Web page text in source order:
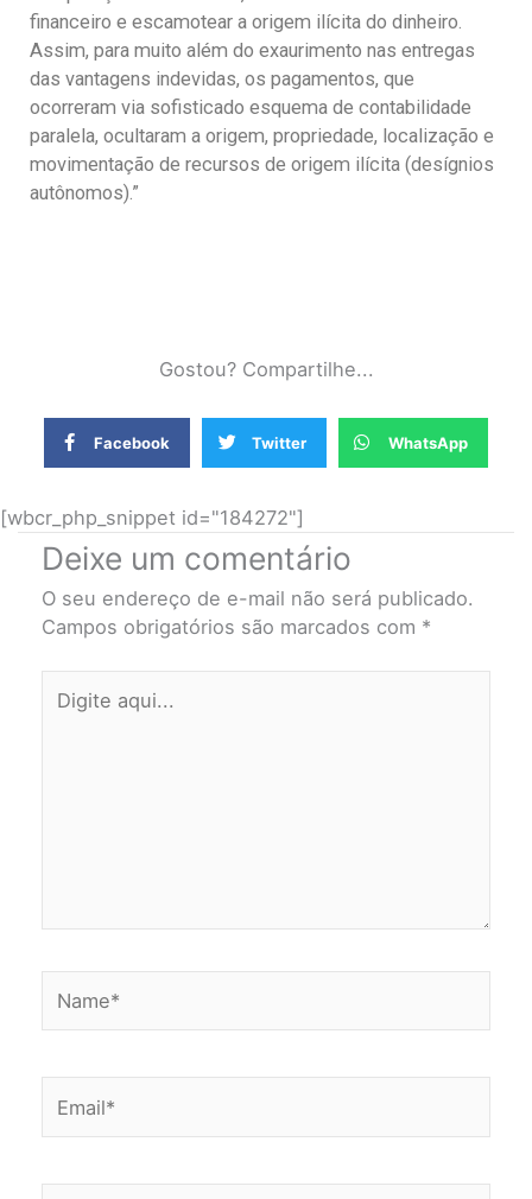
financeiro e escamotear a origem ilícita do dinheiro.
Assim, para muito além do exaurimento nas entregas
das vantagens indevidas, os pagamentos, que
ocorreram via sofisticado esquema de contabilidade
paralela, ocultaram a origem, propriedade, localização e
movimentação de recursos de origem ilícita (desígnios
autônomos).”
Gostou? Compartilhe...
Facebook Twitter WhatsApp
[wbcr_php_snippet id="184272"]
Deixe um comentário
O seu endereço de e-mail não será publicado.
Campos obrigatórios são marcados com *
aqui...